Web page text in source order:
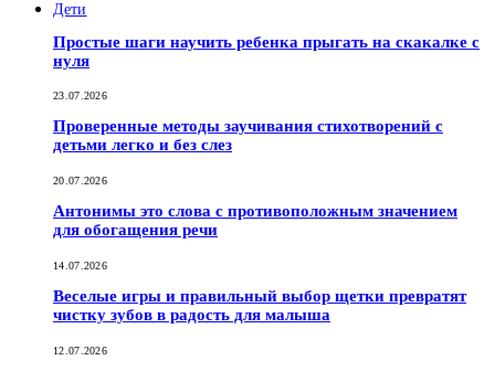
Дети
Простые шаги научить ребенка прыгать на скакалке с
нуля
23.07.2026
Проверенные методы заучивания стихотворений с
детьми легко и без слез
20.07.2026
Антонимы это слова с противоположным значением
для обогащения речи
14.07.2026
Веселые игры и правильный выбор щетки превратят
чистку зубов в радость для малыша
12.07.2026